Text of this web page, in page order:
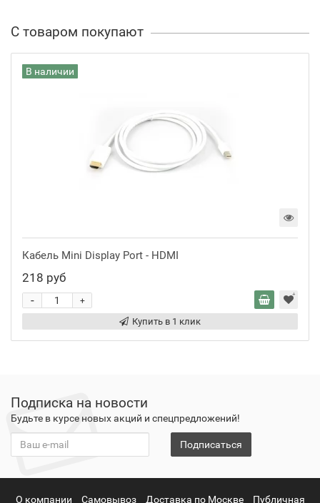
С товаром покупают
В наличии
Кабель Mini Display Port - HDMI
218 руб
+
-
Купить в 1 клик
Подписка на новости
Будьте в курсе новых акций и спецпредложений!
Подписаться
О компании Самовывоз Доставка по Москве Публичная